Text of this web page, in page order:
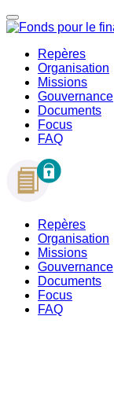
Repères
Organisation
Missions
Gouvernance
Documents
Focus
FAQ
Repères
Organisation
Missions
Gouvernance
Documents
Focus
FAQ